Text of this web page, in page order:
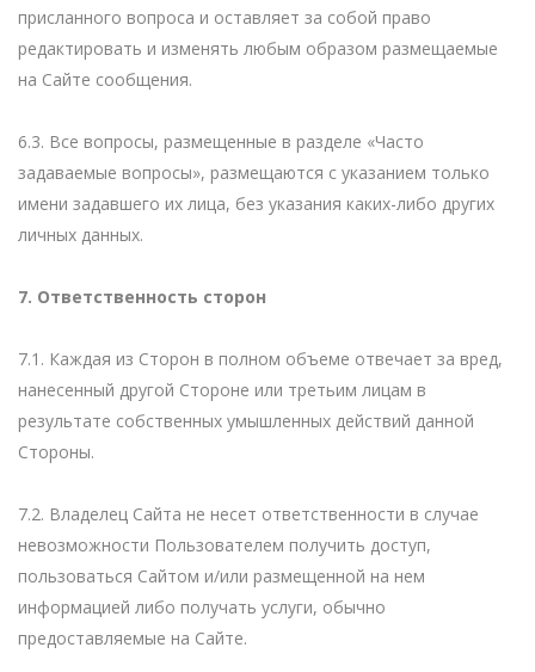
присланного вопроса и оставляет за собой право
редактировать и изменять любым образом размещаемые
на Сайте сообщения.
6.3. Все вопросы, размещенные в разделе «Часто
задаваемые вопросы», размещаются с указанием только
имени задавшего их лица, без указания каких-либо других
личных данных.
7. Ответственность сторон
7.1. Каждая из Сторон в полном объеме отвечает за вред,
нанесенный другой Стороне или третьим лицам в
результате собственных умышленных действий данной
Стороны.
7.2. Владелец Сайта не несет ответственности в случае
невозможности Пользователем получить доступ,
пользоваться Сайтом и/или размещенной на нем
информацией либо получать услуги, обычно
предоставляемые на Сайте.